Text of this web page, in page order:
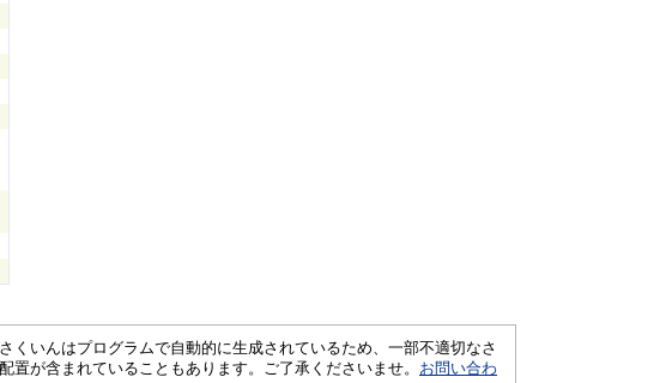
くいんはプログラムで自動的に生成されているため、一部不適切なさ
置が含まれていることもあります。ご了承くださいませ。 お問い合わ